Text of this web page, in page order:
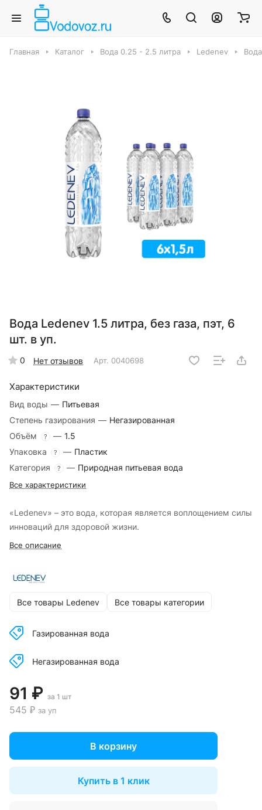
Главная Каталог Вода 0.25 - 2.5 литра Ledenev
Вода Ledenev 1.5 литра, без газа, пэт, 6
шт. в уп.
0 Нет отзывов Арт. 0040698
Характеристики
Вид воды — Питьевая
Степень газирования — Негазированная
Объём
? — 1.5
Упаковка
? — Пластик
Категория
? — Природная питьевая вода
Все характеристики
«Ledenev» – это вода, которая является воплощением силы
инноваций для здоровой жизни.
Все описание
Все товары Ledenev Все товары категории
Газированная вода
Негазированная вода
91 ₽ за 1 шт
545 ₽ за уп
В корзину
Купить в 1 клик